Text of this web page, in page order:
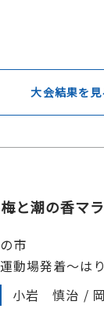
大会結果を見
と潮の香マ
市
動場発着～は
小岩 慎治 /